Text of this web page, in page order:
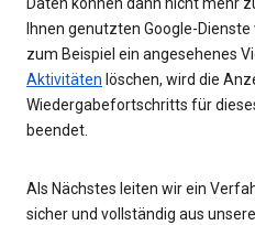
Daten können dann nicht mehr
Ihnen genutzten Google-
zum Beispiel ein angesehenes
Aktivitäten löschen, wird die
Wiedergabefortschritts für
beendet.
Als Nächstes leiten wir ein
sicher und vollständig aus